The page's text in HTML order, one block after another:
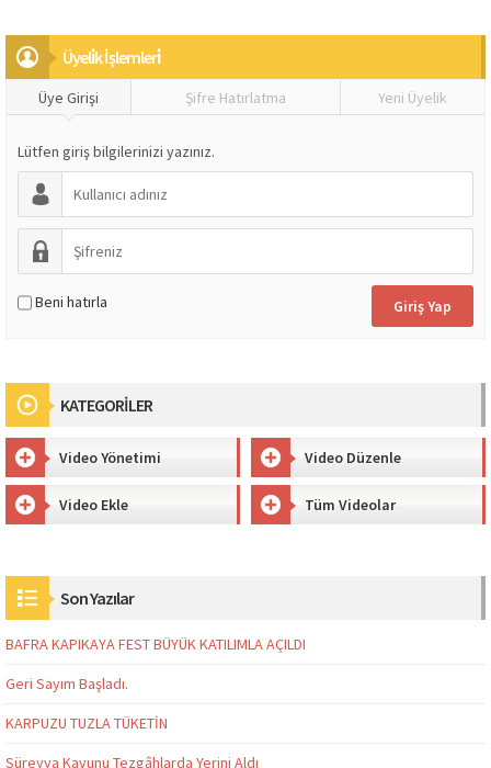
Üyeli̇k İşlemleri̇
Üye Girişi Şifre Hatırlatma Yeni Üyelik
Lütfen giriş bilgilerinizi yazınız.
Beni hatırla
KATEGORİLER
Video Yönetimi Video Düzenle
Video Ekle Tüm Videolar
Son Yazılar
BAFRA KAPIKAYA FEST BÜYÜK KATILIMLA AÇILDI
Geri Sayım Başladı.
KARPUZU TUZLA TÜKETİN
Süreyya Kavunu Tezgâhlarda Yerini Aldı